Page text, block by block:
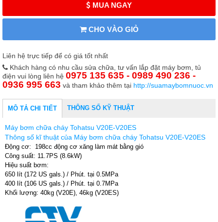
MUA NGAY
CHO VÀO GIỎ
Liên hệ trực tiếp để có giá tốt nhất
Khách hàng có nhu cầu sửa chữa, tư vấn lắp đặt máy bơm, tủ
điện vui lòng liên hệ 0975 135 635 - 0989 490 236 -
0936 995 663 và tham khảo thêm tại http://suamaybomnuoc.vn
MÔ TẢ CHI TIẾT THÔNG SỐ KỸ THUẬT
Máy bơm chữa cháy Tohatsu V20E-V20ES
Thông số kĩ thuật của Máy bơm chữa cháy Tohatsu V20E-V20ES
Động cơ: 198cc động cơ xăng làm mát bằng gió
Công suất: 11.7PS (8.6kW)
Hiệu suất bơm:
650 lít (172 US gals.) / Phút. tại 0.5MPa
400 lít (106 US gals.) / Phút. tại 0.7MPa
Khối lượng: 40kg (V20E), 46kg (V20ES)